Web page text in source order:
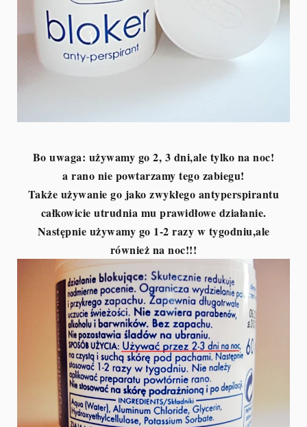
Bo uwaga: używamy go 2, 3 dni,ale tylko na noc!
a rano nie powtarzamy tego zabiegu!
Także używanie go jako zwykłego antyperspirantu
całkowicie utrudnia mu prawidłowe działanie.
Następnie używamy go 1-2 razy w tygodniu,ale
również na noc!!!